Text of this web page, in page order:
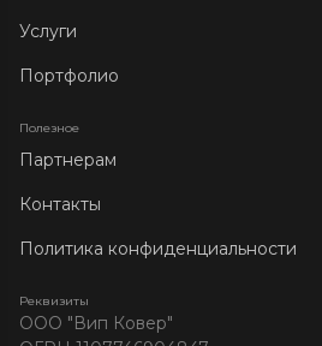
Услуги
Портфолио
Полезное
Партнерам
Контакты
Политика конфиденциальности
Реквизиты
ООО "Вип Ковер"